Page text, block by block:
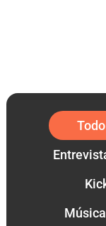
Música
Todo